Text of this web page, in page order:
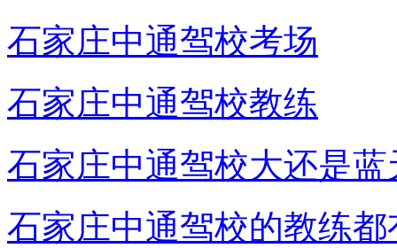
石家庄中通驾校考场
石家庄中通驾校教练
石家庄中通驾校大还是
石家庄中通驾校的教练都